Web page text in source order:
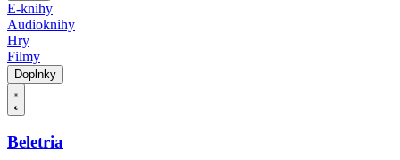
E-knihy
Audioknihy
Hry
Filmy
Doplnky
Beletria